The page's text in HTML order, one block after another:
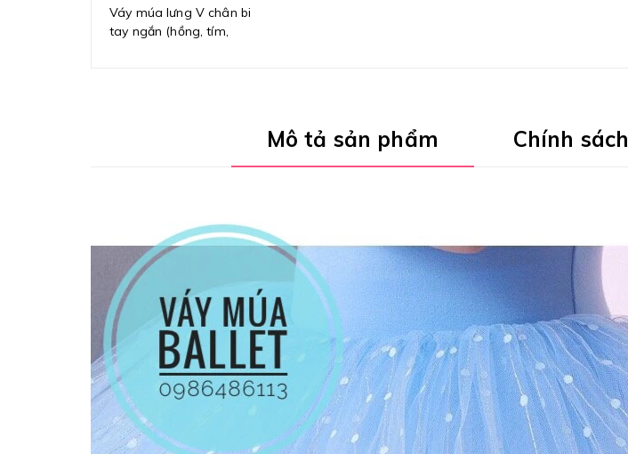
Váy múa lưng V chân bi
tay ngắn (hồng, tím,
Mô tả sản phẩm Chính sách